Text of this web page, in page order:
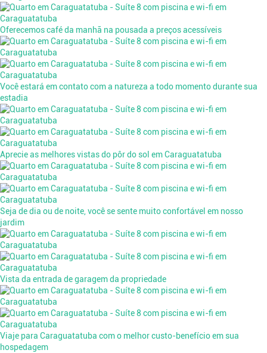
Oferecemos café da manhã na pousada a preços acessíveis
Você estará em contato com a natureza a todo momento durante sua
estadia
Aprecie as melhores vistas do pôr do sol em Caraguatatuba
Seja de dia ou de noite, você se sente muito confortável em nosso
jardim
Vista da entrada de garagem da propriedade
Viaje para Caraguatatuba com o melhor custo-benefício em sua
hospedagem